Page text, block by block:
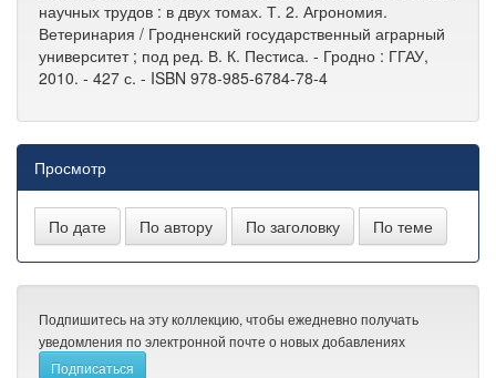
научных трудов : в двух томах. Т. 2. Агрономия.
Ветеринария / Гродненский государственный аграрный
университет ; под ред. В. К. Пестиса. - Гродно : ГГАУ,
2010. - 427 с. - ISBN 978-985-6784-78-4
Просмотр
Подпишитесь на эту коллекцию, чтобы ежедневно получать
уведомления по электронной почте о новых добавлениях